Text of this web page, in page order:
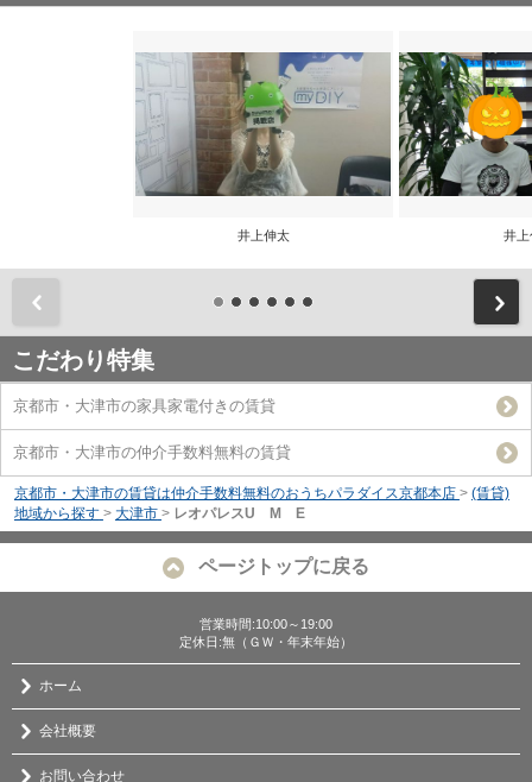
井上伸太 井上
こだわり特集
京都市・大津市の家具家電付きの賃貸
京都市・大津市の仲介手数料無料の賃貸
京都市・大津市の賃貸は仲介手数料無料のおうちパラダイス京都本店 > (賃貸)
地域から探す > 大津市 > レオパレスU M E
ページトップに戻る
営業時間:10:00～19:00
定休日:無（ＧＷ・年末年始）
ホーム
会社概要
お問い合わせ